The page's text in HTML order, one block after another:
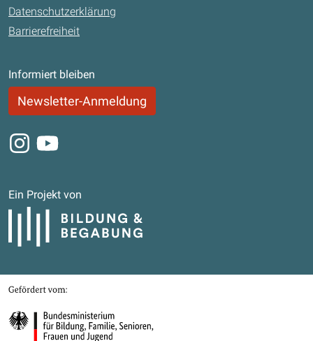
Datenschutzerklärung
Barrierefreiheit
Informiert bleiben
Newsletter-Anmeldung
Instagram
Youtube
Ein Projekt von
Bildung und Begabung
Gefördert von
Bundesministerium für Bildung, Familie, Senioren, Frauen und Jugend